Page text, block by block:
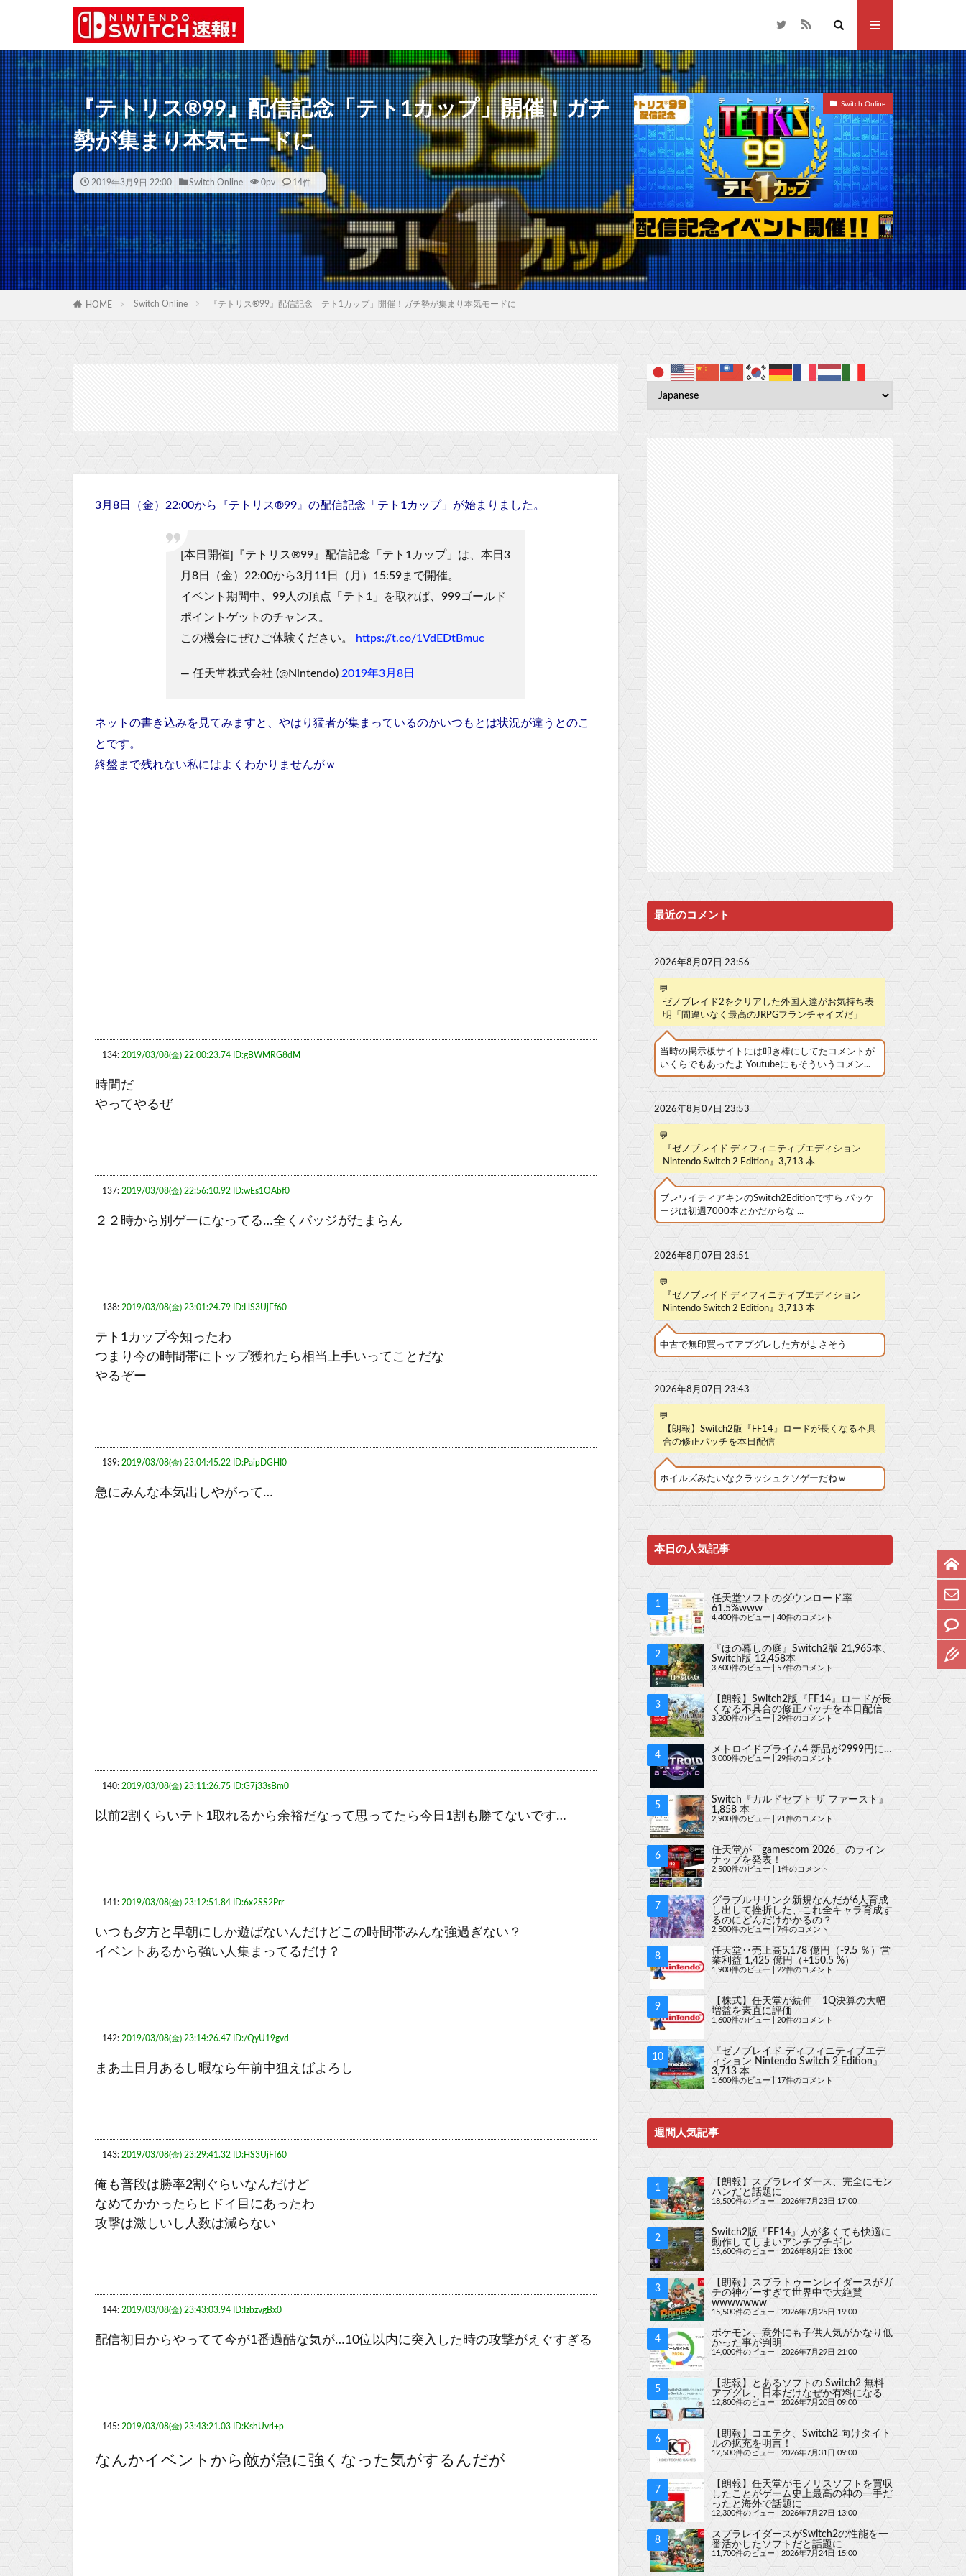
『テトリス®99』配信記念「テト1カップ」開催！ガチ
勢が集まり本気モードに
2019年3月9日 22:00 Switch Online 0pv 14件
Switch Online
HOME Switch Online 『テトリス®99』配信記念「テト1カップ」開催！ガチ勢が集まり本気モードに
3月8日（金）22:00から『テトリス®99』の配信記念「テト1カップ」が始まりました。
[本日開催]『テトリス®99』配信記念「テト1カップ」は、本日3
月8日（金）22:00から3月11日（月）15:59まで開催。
イベント期間中、99人の頂点「テト1」を取れば、999ゴールド
ポイントゲットのチャンス。
この機会にぜひご体験ください。 https://t.co/1VdEDtBmuc
— 任天堂株式会社 (@Nintendo) 2019年3月8日
ネットの書き込みを見てみますと、やはり猛者が集まっているのかいつもとは状況が違うとのこ
とです。
終盤まで残れない私にはよくわかりませんがｗ
134: 2019/03/08(金) 22:00:23.74 ID:gBWMRG8dM
時間だ
やってやるぜ
137: 2019/03/08(金) 22:56:10.92 ID:wEs1OAbf0
２２時から別ゲーになってる…全くバッジがたまらん
138: 2019/03/08(金) 23:01:24.79 ID:HS3UjFf60
テト1カップ今知ったわ
つまり今の時間帯にトップ獲れたら相当上手いってことだな
やるぞー
139: 2019/03/08(金) 23:04:45.22 ID:PaipDGHI0
急にみんな本気出しやがって…
140: 2019/03/08(金) 23:11:26.75 ID:G7j33sBm0
以前2割くらいテト1取れるから余裕だなって思ってたら今日1割も勝てないです…
141: 2019/03/08(金) 23:12:51.84 ID:6x2SS2Prr
いつも夕方と早朝にしか遊ばないんだけどこの時間帯みんな強過ぎない？
イベントあるから強い人集まってるだけ？
142: 2019/03/08(金) 23:14:26.47 ID:/QyU19gvd
まあ土日月あるし暇なら午前中狙えばよろし
143: 2019/03/08(金) 23:29:41.32 ID:HS3UjFf60
俺も普段は勝率2割ぐらいなんだけど
なめてかかったらヒドイ目にあったわ
攻撃は激しいし人数は減らない
144: 2019/03/08(金) 23:43:03.94 ID:IzbzvgBx0
配信初日からやってて今が1番過酷な気が…10位以内に突入した時の攻撃がえぐすぎる
145: 2019/03/08(金) 23:43:21.03 ID:KshUvrl+p
なんかイベントから敵が急に強くなった気がするんだが
最近のコメント
2026年8月07日 23:56
💬
ゼノブレイド2をクリアした外国人達がお気持ち表
明「間違いなく最高のJRPGフランチャイズだ」
当時の掲示板サイトには叩き棒にしてたコメントが
いくらでもあったよ Youtubeにもそういうコメン...
2026年8月07日 23:53
💬
『ゼノブレイド ディフィニティブエディション
Nintendo Switch 2 Edition』3,713 本
ブレワイティアキンのSwitch2Editionですら パッケ
ージは初週7000本とかだからな ...
2026年8月07日 23:51
💬
『ゼノブレイド ディフィニティブエディション
Nintendo Switch 2 Edition』3,713 本
中古で無印買ってアプグレした方がよさそう
2026年8月07日 23:43
💬
【朗報】Switch2版『FF14』ロードが長くなる不具
合の修正パッチを本日配信
ホイルズみたいなクラッシュクソゲーだねｗ
本日の人気記事
任天堂ソフトのダウンロード率
61.5%www
4,400件のビュー 40件のコメント
『ほの暮しの庭』Switch2版 21,965本、
Switch版 12,458本
3,600件のビュー| 57件のコメント
【朗報】Switch2版『FF14』ロードが長
くなる不具合の修正パッチを本日配信
3,200件のビュー 29件のコメント
メトロイドプライム4 新品が2999円に…
3,000件のビュー 29件のコメント
Switch『カルドセプト ザ ファースト』
1,858 本
2,900件のビュー 21件のコメント
任天堂が「gamescom 2026」のライン
ナップを発表！
2,500件のビュー 1件のコメント
グラブルリリンク新規なんだが6人育成
し出して挫折した、これ全キャラ育成す
るのにどんだけかかるの？
2,500件のビュー 7件のコメント
任天堂‥売上高5,178 億円（-9.5 ％）営
業利益 1,425 億円（+150.5 %）
1,900件のビュー 22件のコメント
【株式】任天堂が続伸 1Q決算の大幅
増益を素直に評価
1,600件のビュー 20件のコメント
『ゼノブレイド ディフィニティブエデ
ィション Nintendo Switch 2 Edition』
3,713 本
1,600件のビュー|17件のコメント
週間人気記事
【朗報】スプラレイダース、完全にモン
ハンだと話題に
18,500件のビュー 2026年7月23日 17:00
Switch2版『FF14』人が多くても快適に
動作してしまいアンチブチギレ
15,600件のビュー 2026年8月2日 13:00
【朗報】スプラトゥーンレイダースがガ
チの神ゲーすぎて世界中で大絶賛
wwwwwww
15,500件のビュー |2026年7月25日 19:00
ポケモン、意外にも子供人気がかなり低
かった事が判明
14,000件のビュー 2026年7月29日 21:00
【悲報】とあるソフトの Switch2 無料
アプグレ、日本だけなぜか有料になる
12,800件のビュー 2026年7月20日 09:00
【朗報】コエテク、Switch2 向けタイト
ルの拡充を明言！
12,500件のビュー 2026年7月31日 09:00
【朗報】任天堂がモノリスソフトを買収
したことがゲーム史上最高の神の一手だ
ったと海外で話題に
12,300件のビュー 2026年7月27日 13:00
スプラレイダースがSwitch2の性能を一
番活かしたソフトだと話題に
11,700件のビュー |2026年7月24日 15:00